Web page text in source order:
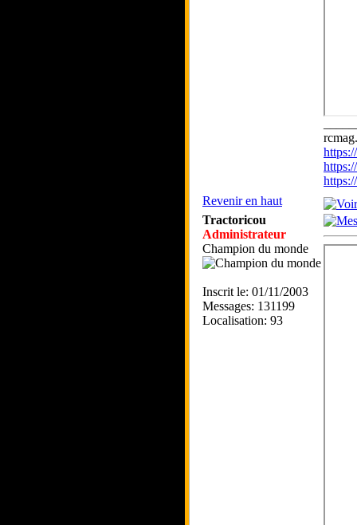
Revenir en haut
Tractoricou
Administrateur
Champion du monde
Inscrit le: 01/11/2003
Messages: 131199
Localisation: 93